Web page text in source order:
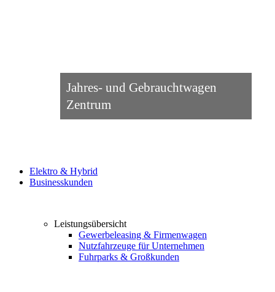
Jahres- und Gebrauchtwagen
Zentrum
Elektro & Hybrid
Businesskunden
Leistungsübersicht
Gewerbeleasing & Firmenwagen
Nutzfahrzeuge für Unternehmen
Fuhrparks & Großkunden